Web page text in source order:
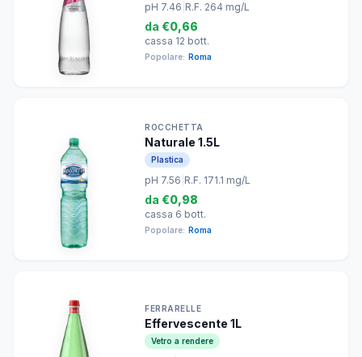
pH 7.46 R.F. 264 mg/L
da €0,66
cassa 12 bott.
Popolare: Roma
ROCCHETTA
Naturale 1.5L
Plastica
pH 7.56 R.F. 171.1 mg/L
da €0,98
cassa 6 bott.
Popolare: Roma
FERRARELLE
Effervescente 1L
Vetro a rendere